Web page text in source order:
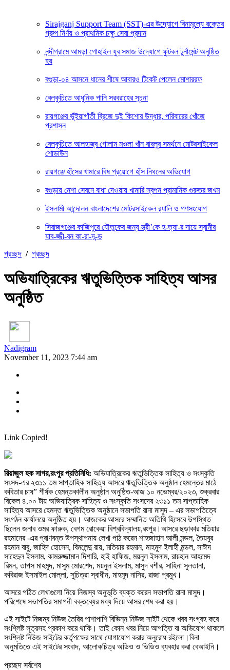
Sirajganj Support Team (SST)-এর উদ্যোগে বিনামূল্যে রক্তের
গ্রুপ নির্ণয় ও প্রাথমিক চক্ষু সেবা প্রদান
নন্দীগ্রামে আমড়া গোহাইল যুব সমাজ উদ্যোগে ফুটবল টুর্নামেন্ট অনুষ্ঠিত
হয়
বগুড়া-০৪ আসনে ধানের শীষে আবারও টিকেট পেলেন মোশাররফ
বেলকুচিতে আধুনিক পানি সরবরাহের সূচনা
রায়গঞ্জের ভূঁইয়াগাঁতী ব্রিজে দুই কিশোর উদ্ধার, পরিবারের খোঁজে
প্রশাসন
বেলকুচিতে আলহাজ্ব গোলাম মওলা খাঁন বাবলুর সমর্থনে মোটরসাইকেল
শোডাউন
রায়গঞ্জে হাঁসের খামারে বিষ প্রয়োগে হাঁস নিধনের অভিযোগ
বগুড়ায় নেশা সেবনে বাধা দেওয়ায় খামারি স্বপন প্রামানিক গুরুতর জখম
ইসলামী আন্দোলন বাংলাদেশের মোটরসাইকেল র‍্যালি ও গণসংযোগ
সিরাজগঞ্জের কাজিপুরে যৌতুকের জন্য স্ত্রী’কে হ-ত্যা-র দায়ে স্বামীর
যাব-জ্জী-বন কা-রা-দ-ন্ড
প্রচ্ছদ / প্রচ্ছদ
অভিযাত্রিকের ঋতুভিত্তিক সাহিত্য আসর
অনুষ্ঠিত
Nadigram
November 11, 2023 7:44 am
Link Copied!
রিয়াজুল হক সাগর,রংপুর প্রতিনিধি: অভিযাত্রিকের ঋতুভিত্তিক সাহিত্য ও সংস্কৃতি
সংসদ-এর ২৩১১ তম সাপ্তাহিক সাহিত্য আসরে ঋতুভিত্তিক অনুষ্ঠান হেমন্তের মাঠে
কবিতার চাষ” শীর্ষক হেমন্তকালীন অনুষ্ঠান অনুষ্ঠিত-আজ ১০ নভেম্বর/২০২৩, শুক্রবার
বিকেল ৪.০০ টায় অভিযাত্রিক সাহিত্য ও সংস্কৃতি সংসদের ২৩১১ তম সাপ্তাহিক
সাহিত্য আসরে হেমন্ত ঋতুভিত্তিক অনুষ্ঠানে সভাপতি রানা মাসুদ – এর সভাপতিত্বে
সংগঠন কার্যালয়ে অনুষ্ঠিত হয়। আজকের আসরে সম্মানিত অতিথি হিসেবে উপস্থিত
ছিলেন জনাব ওমর ফারুক, বেগম রোকেয়া বিশ্ববিদ্যালয়,রংপুর।আসরে ছড়াকার মতিয়ার
রহমানের -এর প্রাণবন্ত উপস্থাপনায় লেখা পাঠ করেন শাহজাহান আলী মন্ডল, তৈয়বুর
রহমান বাবু, জাহিদ হোসেন, বিমলেন্দু রায়, মতিয়ার রহমান, মাহমুদ ইলাহী মন্ডল, সাঈদ
সাহেদুল ইসলাম, কামরুজ্জামান দিশারি, হাই হাফিজ, ময়নুল ইসলাম, রায়হান আহমেদ
রিমন, তাপস মাহমুদ, মাসুম মোরশেদ, ময়নুল ইসলাম, মাসুদ বশীর, সাহিনা সুলতানা,
কবিরাজ ইসমাইল মোল্লা, সুচিত্রা স্বাধীন, মাহমুদ নাসির, রাজা প্রমুখ।
আসরে পঠিত লেখাগুলো নিয়ে নিজস্ব অনুভূতি ব্যক্ত করেন সভাপতি রানা মাসুদ।
পরিশেষে সভাপতির সমাপনী বক্তব্যের মধ্য দিয়ে আসর শেষ করা হয়।
এই সাইটে নিজম্ব নিউজ তৈরির পাশাপাশি বিভিন্ন নিউজ সাইট থেকে খবর সংগ্রহ করে
সংশ্লিষ্ট সূত্রসহ প্রকাশ করে থাকি। তাই কোন খবর নিয়ে আপত্তি বা অভিযোগ থাকলে
সংশ্লিষ্ট নিউজ সাইটের কর্তৃপক্ষের সাথে যোগাযোগ করার অনুরোধ রইলো।বিনা
অনুমতিতে এই সাইটের সংবাদ, আলোকচিত্র অডিও ও ভিডিও ব্যবহার করা বেআইনি।
প্রচ্ছদ সর্বশেষ